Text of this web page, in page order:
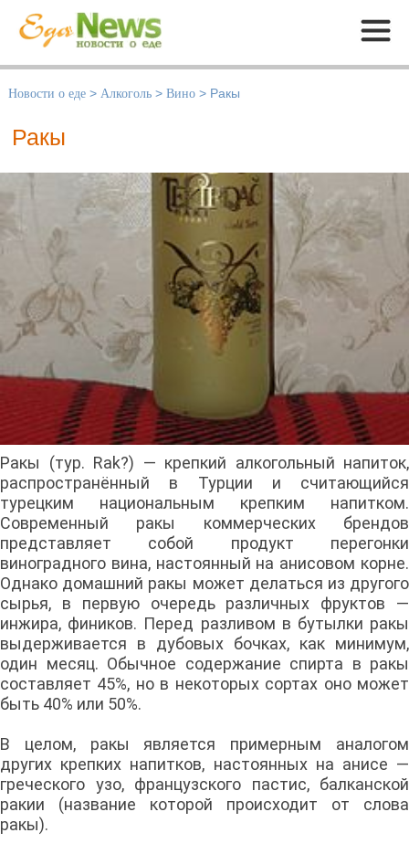
Меню
Новости о еде > Алкоголь > Вино > Ракы
Ракы
Ракы (тур. Rak?) — крепкий алкогольный напиток,
распространённый в Турции и считающийся
турецким национальным крепким напитком.
Современный ракы коммерческих брендов
представляет собой продукт перегонки
виноградного вина, настоянный на анисовом корне.
Однако домашний ракы может делаться из другого
сырья, в первую очередь различных фруктов —
инжира, фиников. Перед разливом в бутылки ракы
выдерживается в дубовых бочках, как минимум,
один месяц. Обычное содержание спирта в ракы
составляет 45%, но в некоторых сортах оно может
быть 40% или 50%.
В целом, ракы является примерным аналогом
других крепких напитков, настоянных на анисе —
греческого узо, французского пастис, балканской
ракии (название которой происходит от слова
ракы).